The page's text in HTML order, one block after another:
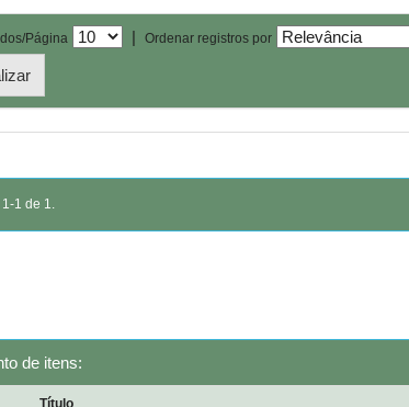
Página | Ordenar registros por
1 de 1.
de itens:
Título